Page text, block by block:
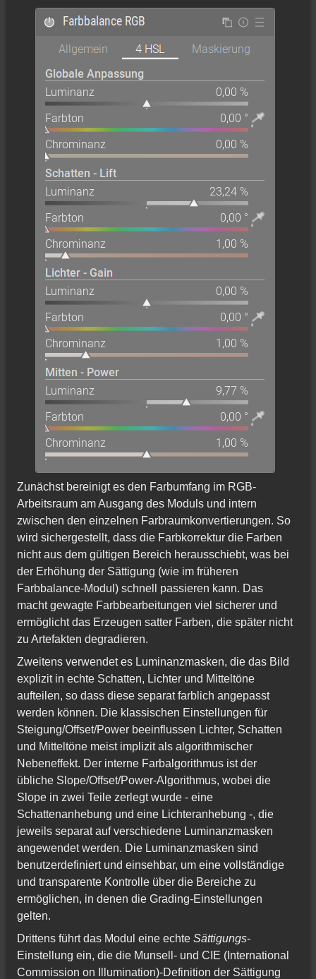
Zunächst bereinigt es den Farbumfang im RGB-
Arbeitsraum am Ausgang des Moduls und intern
zwischen den einzelnen Farbraumkonvertierungen. So
wird sichergestellt, dass die Farbkorrektur die Farben
nicht aus dem gültigen Bereich herausschiebt, was bei
der Erhöhung der Sättigung (wie im früheren
Farbbalance-Modul) schnell passieren kann. Das
macht gewagte Farbbearbeitungen viel sicherer und
ermöglicht das Erzeugen satter Farben, die später nicht
zu Artefakten degradieren.
Zweitens verwendet es Luminanzmasken, die das Bild
explizit in echte Schatten, Lichter und Mitteltöne
aufteilen, so dass diese separat farblich angepasst
werden können. Die klassischen Einstellungen für
Steigung/Offset/Power beeinflussen Lichter, Schatten
und Mitteltöne meist implizit als algorithmischer
Nebeneffekt. Der interne Farbalgorithmus ist der
übliche Slope/Offset/Power-Algorithmus, wobei die
Slope in zwei Teile zerlegt wurde - eine
Schattenanhebung und eine Lichteranhebung -, die
jeweils separat auf verschiedene Luminanzmasken
angewendet werden. Die Luminanzmasken sind
benutzerdefiniert und einsehbar, um eine vollständige
und transparente Kontrolle über die Bereiche zu
ermöglichen, in denen die Grading-Einstellungen
gelten.
Drittens führt das Modul eine echte Sättigungs-
Einstellung ein, die die Munsell- und CIE (International
Commission on Illumination)-Definition der Sättigung